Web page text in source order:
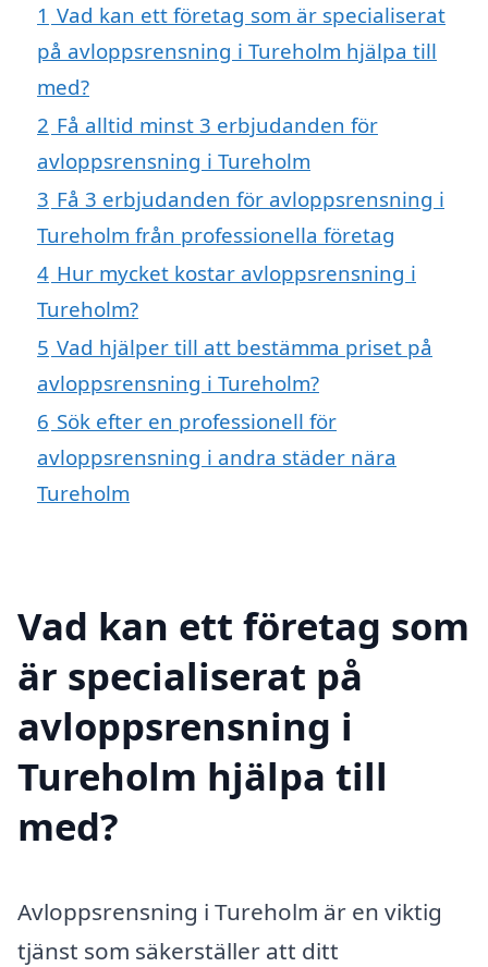
1 Vad kan ett företag som är specialiserat
på avloppsrensning i Tureholm hjälpa till
med?
2 Få alltid minst 3 erbjudanden för
avloppsrensning i Tureholm
3 Få 3 erbjudanden för avloppsrensning i
Tureholm från professionella företag
4 Hur mycket kostar avloppsrensning i
Tureholm?
5 Vad hjälper till att bestämma priset på
avloppsrensning i Tureholm?
6 Sök efter en professionell för
avloppsrensning i andra städer nära
Tureholm
Vad kan ett företag som
är specialiserat på
avloppsrensning i
Tureholm hjälpa till
med?
Avloppsrensning i Tureholm är en viktig
tjänst som säkerställer att ditt